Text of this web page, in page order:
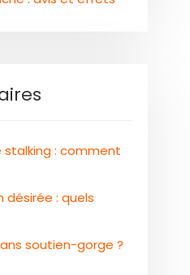
: comment
désirée : quels
soutien-gorge ?